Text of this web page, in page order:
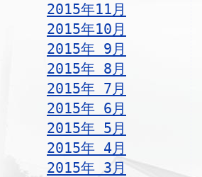
2015年11月
2015年10月
2015年 9月
2015年 8月
2015年 7月
2015年 6月
2015年 5月
2015年 4月
2015年 3月